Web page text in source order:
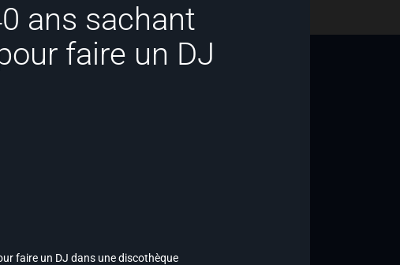
ans sachant
faire un DJ
faire un DJ dans une discothèque